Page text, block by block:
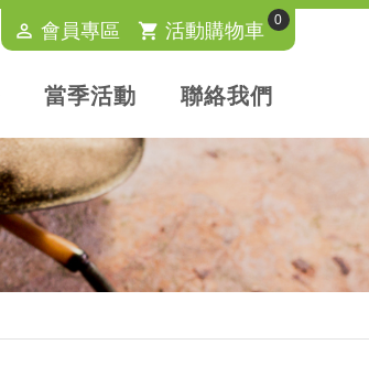
perm_identity 會員專區 shopping_cart 活動購物車 0
當季活動 聯絡我們